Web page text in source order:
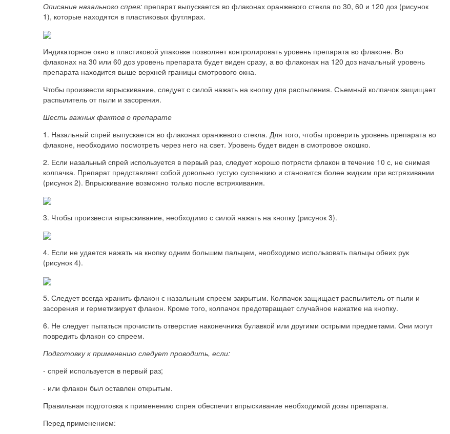
Описание назального спрея: препарат выпускается во флаконах оранжевого стекла по 30, 60 и 120 доз (рисунок
1), которые находятся в пластиковых футлярах.
Индикаторное окно в пластиковой упаковке позволяет контролировать уровень препарата во флаконе. Во
флаконах на 30 или 60 доз уровень препарата будет виден сразу, а во флаконах на 120 доз начальный уровень
препарата находится выше верхней границы смотрового окна.
Чтобы произвести впрыскивание, следует с силой нажать на кнопку для распыления. Съемный колпачок защищает
распылитель от пыли и засорения.
Шесть важных фактов о препарате
1. Назальный спрей выпускается во флаконах оранжевого стекла. Для того, чтобы проверить уровень препарата во
флаконе, необходимо посмотреть через него на свет. Уровень будет виден в смотровое окошко.
2. Если назальный спрей используется в первый раз, следует хорошо потрясти флакон в течение 10 с, не снимая
колпачка. Препарат представляет собой довольно густую суспензию и становится более жидким при встряхивании
(рисунок 2). Впрыскивание возможно только после встряхивания.
3. Чтобы произвести впрыскивание, необходимо с силой нажать на кнопку (рисунок 3).
4. Если не удается нажать на кнопку одним большим пальцем, необходимо использовать пальцы обеих рук
(рисунок 4).
5. Следует всегда хранить флакон с назальным спреем закрытым. Колпачок защищает распылитель от пыли и
засорения и герметизирует флакон. Кроме того, колпачок предотвращает случайное нажатие на кнопку.
6. Не следует пытаться прочистить отверстие наконечника булавкой или другими острыми предметами. Они могут
повредить флакон со спреем.
Подготовку к применению следует проводить, если:
- спрей используется в первый раз;
- или флакон был оставлен открытым.
Правильная подготовка к применению спрея обеспечит впрыскивание необходимой дозы препарата.
Перед применением: